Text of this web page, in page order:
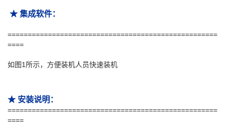
★ 集成软件：
====================================================
====
如图1所示，方便装机人员快速装机
★ 安装说明：
====================================================
====